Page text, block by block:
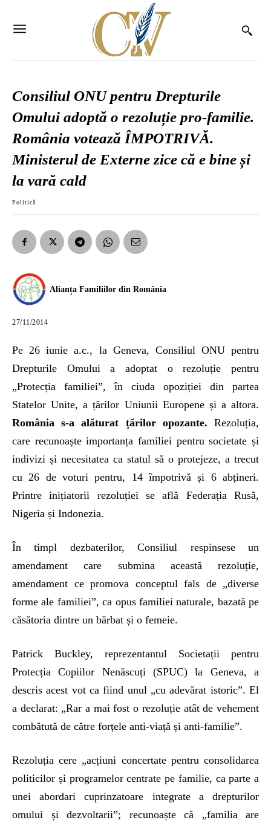
Consiliul ONU pentru Drepturile
Omului adoptă o rezoluție pro-familie.
România votează ÎMPOTRIVĂ.
Ministerul de Externe zice că e bine și
la vară cald
Politică
Alianța Familiilor din România
27/11/2014
Pe 26 iunie a.c., la Geneva, Consiliul ONU pentru
Drepturile Omului a adoptat o rezoluție pentru
„Protecția familiei”, în ciuda opoziției din partea
Statelor Unite, a țărilor Uniunii Europene și a altora.
România s-a alăturat țărilor opozante. Rezoluția,
care recunoaște importanța familiei pentru societate și
indivizi și necesitatea ca statul să o protejeze, a trecut
cu 26 de voturi pentru, 14 împotrivă și 6 abțineri.
Printre inițiatorii rezoluției se află Federația Rusă,
Nigeria și Indonezia.
În timpl dezbaterilor, Consiliul respinsese un
amendament care submina această rezoluție,
amendament ce promova conceptul fals de „diverse
forme ale familiei”, ca opus familiei naturale, bazată pe
căsătoria dintre un bărbat și o femeie.
Patrick Buckley, reprezentantul Societații pentru
Protecția Copiilor Nenăscuți (SPUC) la Geneva, a
descris acest vot ca fiind unul „cu adevărat istoric”. El
a declarat: „Rar a mai fost o rezoluție atât de vehement
combătută de către forțele anti-viață și anti-familie”.
Rezoluția cere „acțiuni concertate pentru consolidarea
politicilor și programelor centrate pe familie, ca parte a
unei abordari cuprinzatoare integrate a drepturilor
omului și dezvoltarii”; recunoaște că „familia are